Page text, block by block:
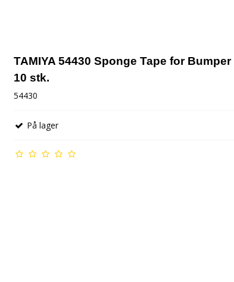
TAMIYA 54430 Sponge Tape for Bumper
10 stk.
54430
På lager